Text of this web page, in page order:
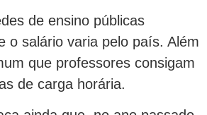
de ensino públicas
o salário varia pelo país. Além
que professores consigam
de carga horária.